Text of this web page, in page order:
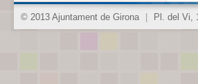
© 2013 Ajuntament de Girona Pl. del Vi,